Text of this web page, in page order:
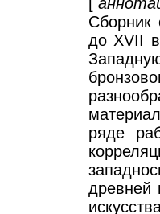
Сборник
до XVII
ряде
древней